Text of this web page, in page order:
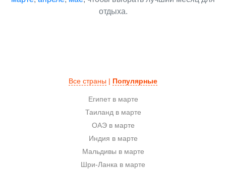
отдыха.
Все страны | Популярные
Египет в марте
Таиланд в марте
ОАЭ в марте
Индия в марте
Мальдивы в марте
Шри-Ланка в марте